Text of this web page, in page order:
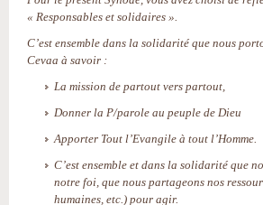
« Responsables et solidaires ».
C’est ensemble dans la solidarité que nous
Cevaa à savoir :
La mission de partout vers partout,
Donner la P/parole au peuple de Dieu
Apporter Tout l’Evangile à tout l’Homme.
C’est ensemble et dans la solidarité que
notre foi, que nous partageons nos
humaines, etc.) pour agir.